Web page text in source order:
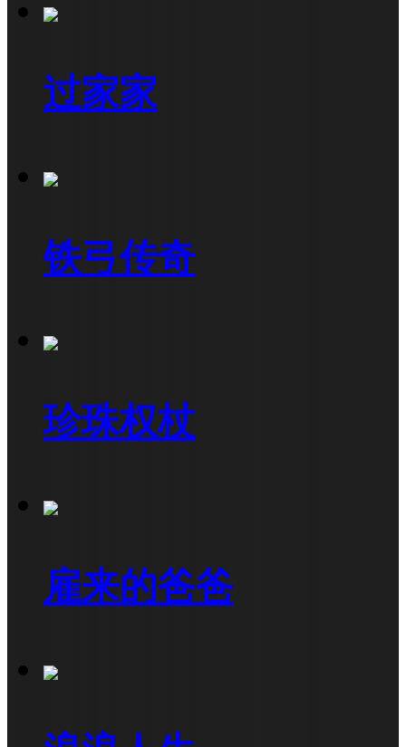
过家家
铁弓传奇
珍珠权杖
雇来的爸爸